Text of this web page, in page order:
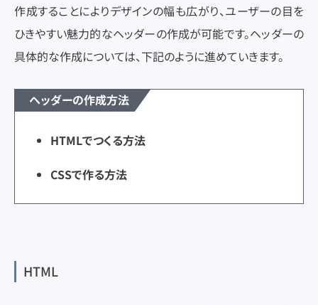
作成することによりデザインの幅も広がり、ユーザーの目を
ひきやすい魅力的なヘッダーの作成が可能です。ヘッダーの
具体的な作成については、下記のように進めていきます。
ヘッダーの作成方法
HTMLでつくる方法
CSSで作る方法
HTML